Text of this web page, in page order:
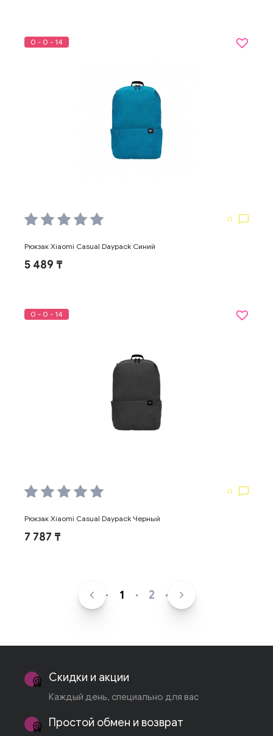
0 - 0 - 14
0
Рюкзак Xiaomi Casual Daypack Синий
5 489 ₸
0 - 0 - 14
0
Рюкзак Xiaomi Casual Daypack Черный
7 787 ₸
1 2
Скидки и акции
Каждый день, специально для вас
Простой обмен и возврат